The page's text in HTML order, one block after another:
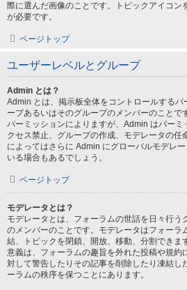
際に選んだ画像のことです。トピックアイコン
が必要です。
ページトップ
ユーザーレベルとグループ
Admin とは？
Admin とは、掲示板全体をコントロールする
ープあるいはそのグループのメンバーのことで
パーミッションによりますが、Admin はパー
クセス禁止、グループの作成、モデレータの任
によってはさらに Admin にグローバルモデレ
いる場合もあるでしょう。
ページトップ
モデレータとは？
モデレータとは、フォーラムの世話を日々行う
のメンバーのことです。モデレータはフォーラ
結、トピックを閉鎖、開放、移動、分割できま
意義は、フォーラムの趣旨を外れた投稿や規約
対して警告したりその記事を削除したり凍結し
ーラムの秩序を保つことにあります。